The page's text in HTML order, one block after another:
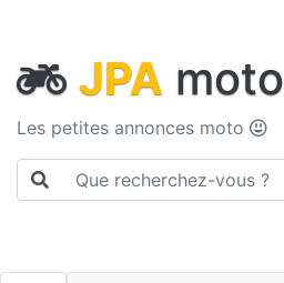
JPA moto
Les petites annonces moto